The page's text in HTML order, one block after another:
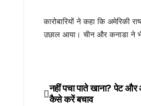
कारोबारियों ने कहा कि अमेरिकी
उछाल आया। चीन और कनाडा ने भी
Post
नहीं पचा पाते खाना? पेट
कैसे करें बचाव